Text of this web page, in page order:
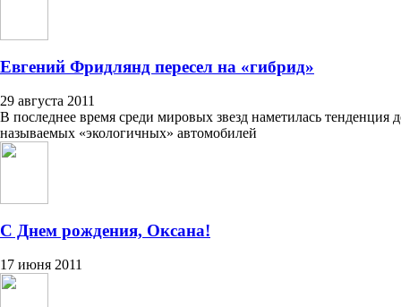
Евгений Фридлянд пересел на «гибрид»
29 августа 2011
В последнее время среди мировых звезд наметилась тенденция
называемых «экологичных» автомобилей
С Днем рождения, Оксана!
17 июня 2011